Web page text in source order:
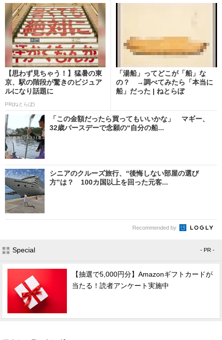
【思わず見ちゃう！】猛暑の東
京、駅の階段が驚きのビジュア
ルになり話題に
PR(ねとらぼ)
「湯船」ってどこが「船」な
の？ →調べてみたら「本当に
船」だった | ねとらぼ
「この金額だったら買ってもいいかな」 マギー、
32歳バースデーで念願の“自分の船...
シニアのクルーズ旅行、“後悔しない部屋の選び
方”は？ 100カ国以上を回った元客...
Recommended by
Special - PR -
【抽選で5,000円分】Amazonギフトカードが
当たる！読者アンケート実施中